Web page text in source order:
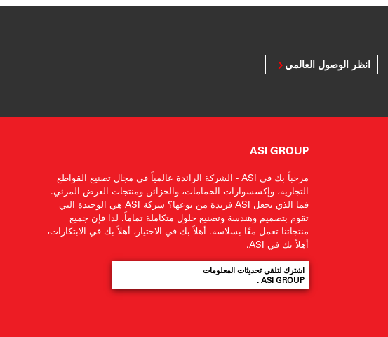
انظر الوصول العالمي
ASI GROUP
مرحباً بك في ASI - الشركة الرائدة عالمياً في مجال تصنيع القواطع
التجارية، وإكسسوارات الحمامات، والخزائن ومنتجات العرض المرئي.
فما الذي يجعل ASI فريدة من نوعها؟ شركة ASI هي الوحيدة التي
تقوم بتصميم وهندسة وتصنيع حلول متكاملة تماماً. لذا فإن جميع
منتجاتنا تعمل معًا بسلاسة. أهلاً بك في الاختيار، أهلاً بك في الابتكارات،
أهلاً بك في ASI.
اشترك لتلقي تحديثات المعلومات
ASI GROUP .